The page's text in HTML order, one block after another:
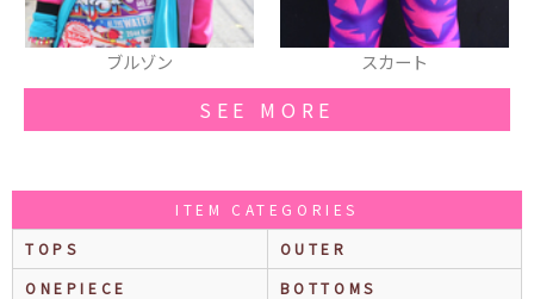
スカート スニーカー
SEE MORE
ITEM CATEGORIES
TOPS
OUTER
ONEPIECE
BOTTOMS